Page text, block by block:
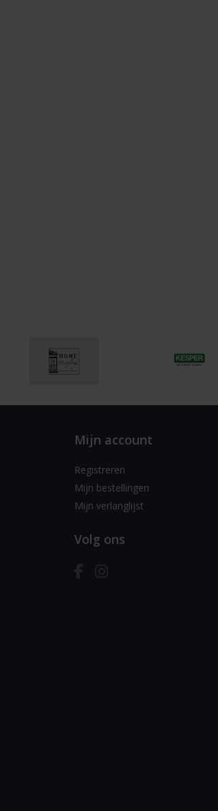
Mijn account
Registreren
Mijn bestellingen
Mijn verlanglijst
Volg ons